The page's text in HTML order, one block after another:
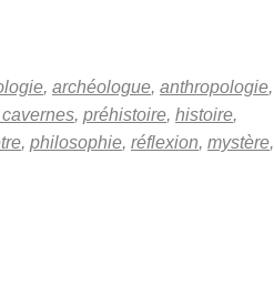
, archéologue, anthropologie,
, préhistoire, histoire,
, philosophie, réflexion, mystère,